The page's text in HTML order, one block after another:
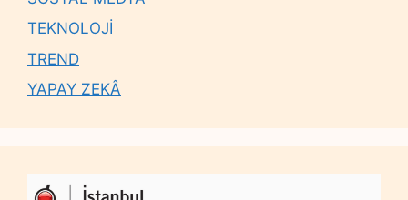
TEKNOLOJİ
TREND
YAPAY ZEKÂ